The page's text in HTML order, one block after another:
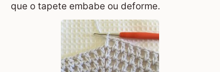
que o tapete embabe ou deforme.